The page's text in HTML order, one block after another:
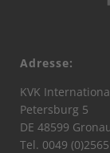
Adresse:
KVK
Petersburg 5
DE 48599
Tel. 0049